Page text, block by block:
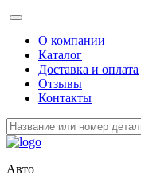
О компании
Каталог
Доставка и оплата
Отзывы
Контакты
Авто